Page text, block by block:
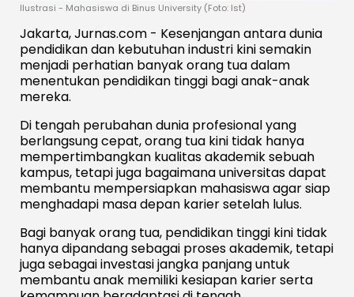
Ilustrasi - Mahasiswa di Binus University (Foto: Ist)
Jakarta, Jurnas.com - Kesenjangan antara dunia
pendidikan dan kebutuhan industri kini semakin
menjadi perhatian banyak orang tua dalam
menentukan pendidikan tinggi bagi anak-anak
mereka.
Di tengah perubahan dunia profesional yang
berlangsung cepat, orang tua kini tidak hanya
mempertimbangkan kualitas akademik sebuah
kampus, tetapi juga bagaimana universitas dapat
membantu mempersiapkan mahasiswa agar siap
menghadapi masa depan karier setelah lulus.
Bagi banyak orang tua, pendidikan tinggi kini tidak
hanya dipandang sebagai proses akademik, tetapi
juga sebagai investasi jangka panjang untuk
membantu anak memiliki kesiapan karier serta